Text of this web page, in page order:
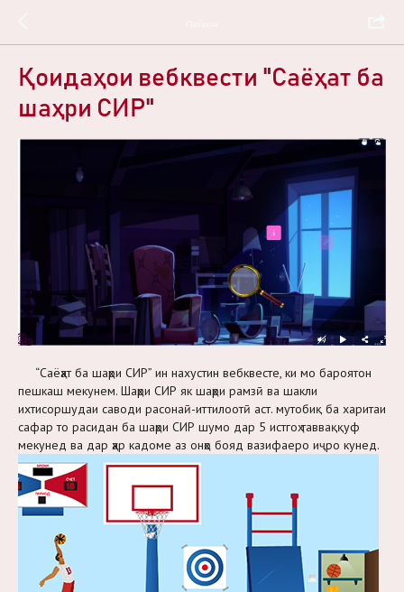
Қоидаҳои вебквести "Саёҳат ба
шаҳри СИР"
“Саёҳат ба шаҳри СИР” ин нахустин вебквесте, ки мо бароятон
пешкаш мекунем. Шаҳри СИР як шаҳри рамзӣ ва шакли
ихтисоршудаи саводи расонаӣ-иттилоотӣ аст. мутобиқ ба харитаи
сафар то расидан ба шаҳри СИР шумо дар 5 истгоҳ тавваққуф
мекунед ва дар ҳар кадоме аз онҳо бояд вазифаеро иҷро кунед.